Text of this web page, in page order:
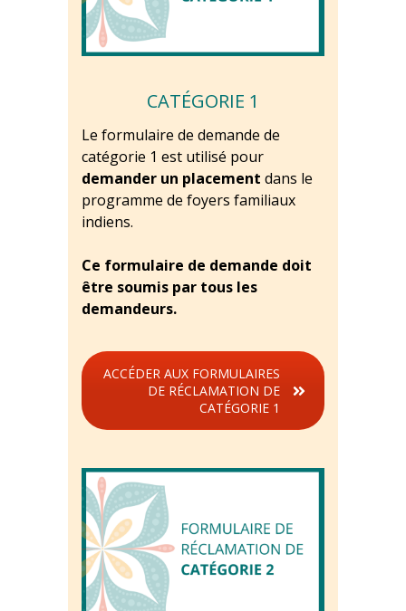
CATÉGORIE 1
Le formulaire de demande de
catégorie 1 est utilisé pour
demander un placement dans le
programme de foyers familiaux
indiens.
Ce formulaire de demande doit
être soumis par tous les
demandeurs.
ACCÉDER AUX FORMULAIRES
DE RÉCLAMATION DE
CATÉGORIE 1